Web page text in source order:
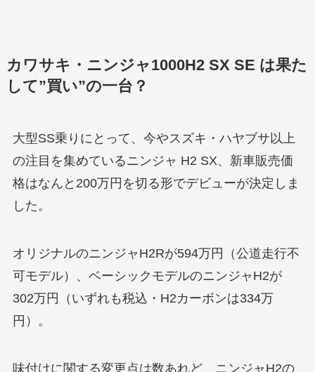
カワサキ・ニンジャ1000H2 SX SE は果た
して”買い”の一台？
大型SS乗りにとって、今やスズキ・ハヤブサ以上
の注目を集めているニンジャ H2 SX、新車販売価
格はなんと200万円を切る形でデビューが決定しま
した。
オリジナルのニンジャH2Rが594万円（公道走行不
可モデル）、ベーシックモデルのニンジャH2が
302万円（いずれも税込・H2カーボンは334万
円）。
味付けに関する変更点は数あれど、ニンジャH2の